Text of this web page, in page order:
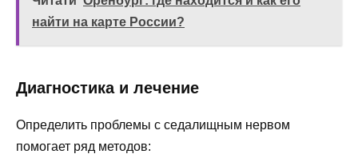
найти на карте России?
Диагностика и лечение
Определить проблемы с седалищным нервом
помогает ряд методов: